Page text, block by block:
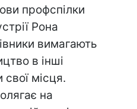
профспілки
Рона
вимагають
в інші
свої місця.
на